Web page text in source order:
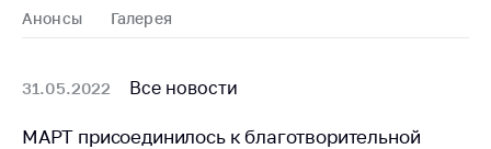
совет
Соискателям
Анонсы Галерея
31.05.2022 Все новости
МАРТ присоединилось к благотворительной